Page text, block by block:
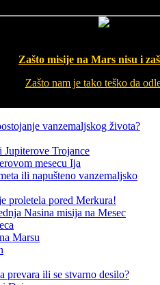
Zašto misije na Mars nisu i
Zašto nam je tako teško da
vanzemaljskog života?
Jupiterove Trojance
mesecu Ija
ili napušteno vanzemaljsko
proletela pored Merkura!
Nasina misija na Mesec
Marsu
prevara ili se stvarno desilo?